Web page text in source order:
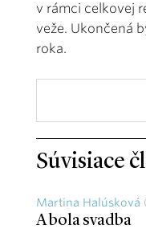
v rámci celkovej
veže. Ukončená
roka.
Súvisiace
Martina Halúsková
A bola svadba